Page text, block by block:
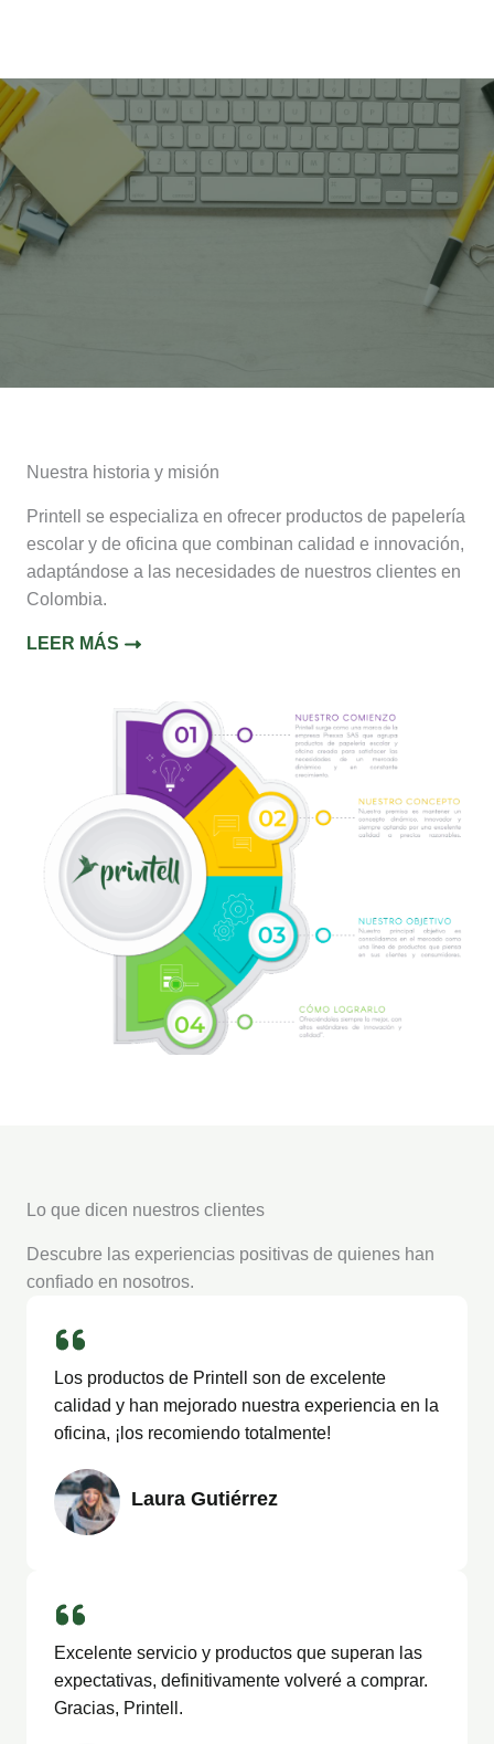
Nuestra historia y misión
Printell se especializa en ofrecer productos de papelería
escolar y de oficina que combinan calidad e innovación,
adaptándose a las necesidades de nuestros clientes en
Colombia.
LEER MÁS
Lo que dicen nuestros clientes
Descubre las experiencias positivas de quienes han
confiado en nosotros.
Los productos de Printell son de excelente
calidad y han mejorado nuestra experiencia en la
oficina, ¡los recomiendo totalmente!
Laura Gutiérrez
Excelente servicio y productos que superan las
expectativas, definitivamente volveré a comprar.
Gracias, Printell.